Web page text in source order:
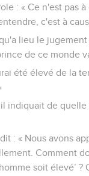
: « Ce n'est pas
c'est à
lieu le
de ce monde
été élevé de la
il indiquait de
: « Nous avons
Comment
soit élevé’ ?